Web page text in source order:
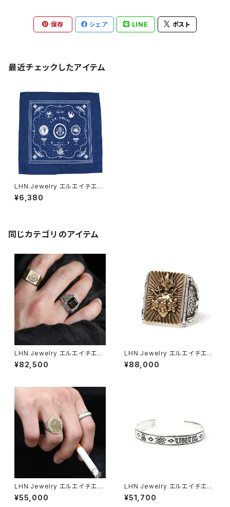
保存 シェア LINE ポスト
最近チェックしたアイテム
LHN Jewelry エルエイチエヌ
ジュエリー Nautical Bandana
バンダナ ネイビー
¥6,380
同じカテゴリのアイテム
LHN Jewelry エルエイチエヌ
ジュエリー ROCCO RING ロッ
コリング クラスリング スモーキ
¥82,500
LHN Jewelry エルエイチエヌ
ジュエリー Sacred Heart So
uvenir Ring セイクリッド ハー
¥88,000
LHN Jewelry エルエイチエヌ
ジュエリー GYPSY RING ジプ
シーリング 占い師 スカル ドク
¥55,000
LHN Jewelry エルエイチエヌ
ジュエリー My Heart And I U
ntil I Die ~ Cuff ピクトグラム
¥51,700